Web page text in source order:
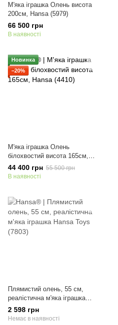
М'яка іграшка Олень висота
200см, Hansa (5979)
66 500 грн
В наявності
Новинка
−20%
М'яка іграшка Олень
білохвостий висота 165см,
Hansa (4410)
44 400 грн 55 500 грн
В наявності
Плямистий олень, 55 см,
реалістична м'яка іграшка
Hansa Toys (7803)
2 598 грн
Немає в наявності